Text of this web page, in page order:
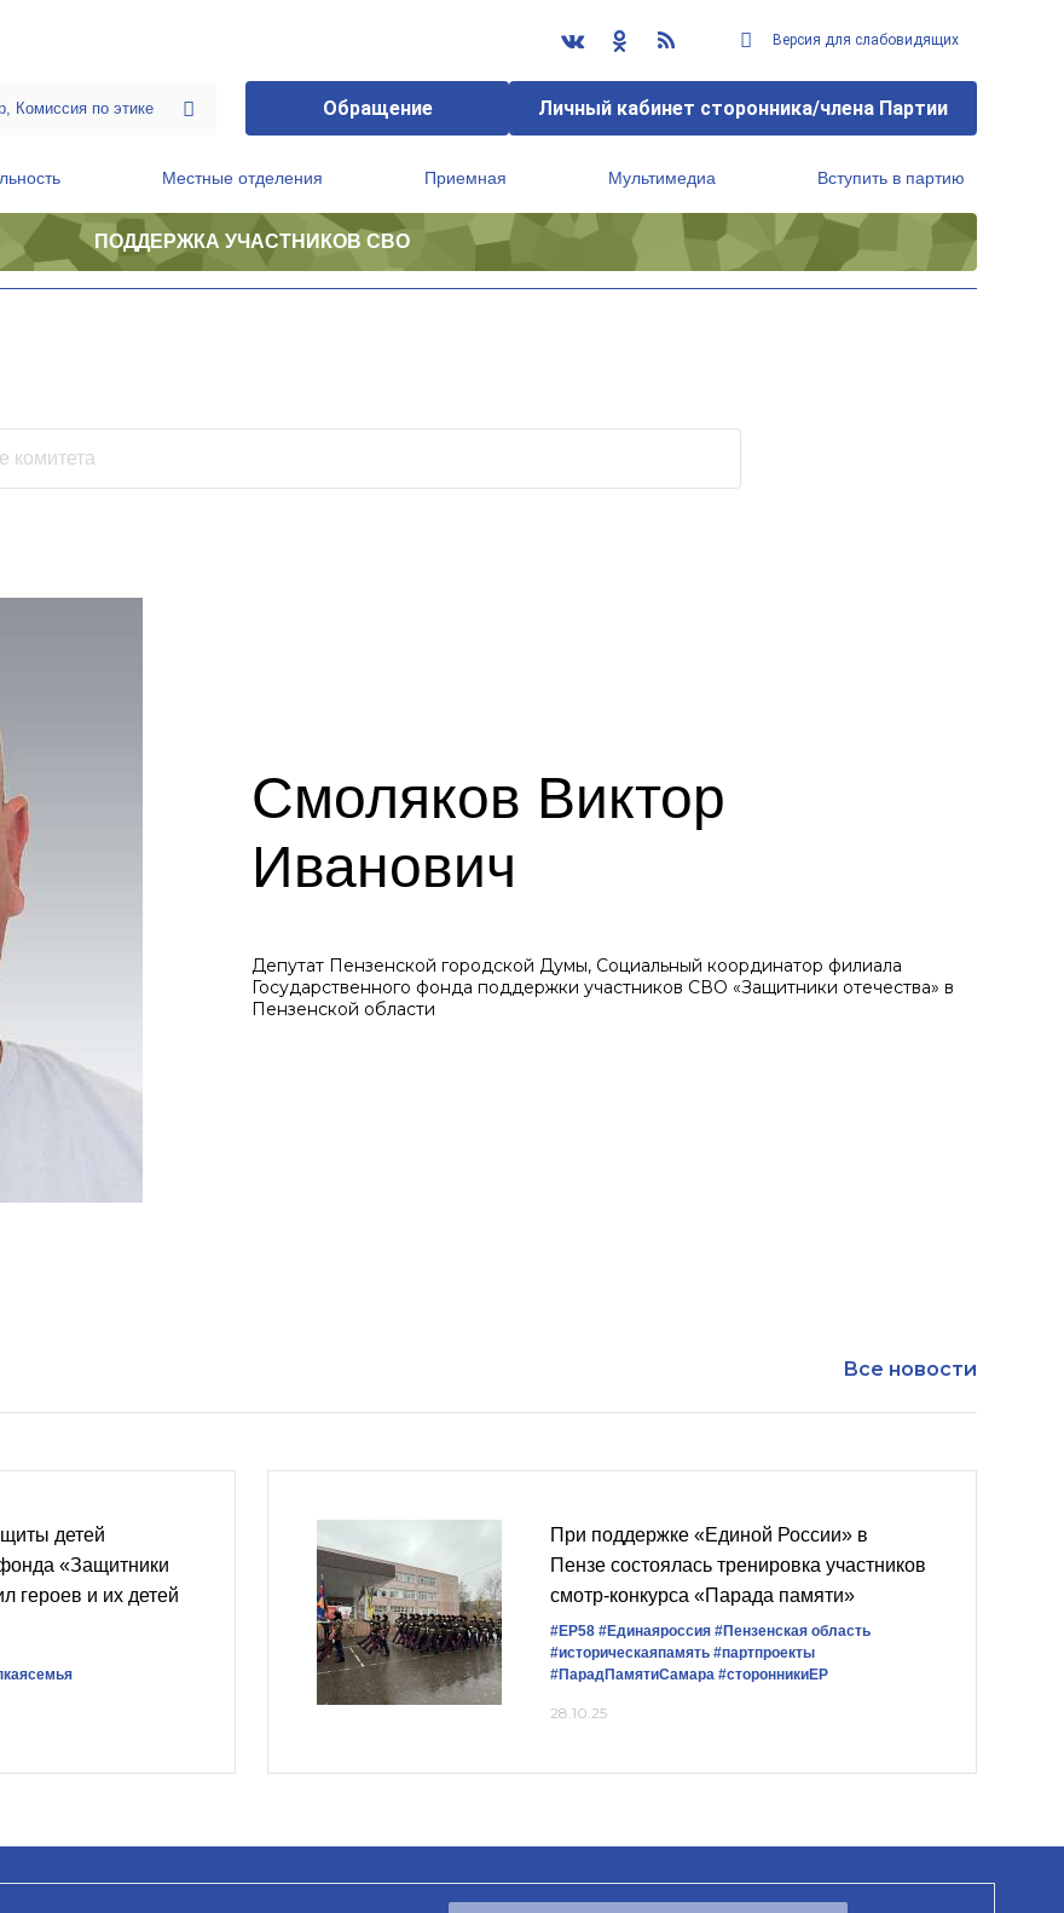
Версия для слабовидящих
Обращение Личный кабинет сторонника/члена Партии
Местные отделения Приемная Мультимедиа Вступить в партию
ПОДДЕРЖКА УЧАСТНИКОВ СВО
Смоляков Виктор
Иванович
Депутат Пензенской городской Думы, Социальный координатор филиала
Государственного фонда поддержки участников СВО «Защитники отечества» в
Пензенской области
Все новости
детей
«Защитники
героев и их детей
При поддержке «Единой России» в
Пензе состоялась тренировка участников
смотр-конкурса «Парада памяти»
#ЕР58 #Единаяроссия #Пензенская область
#историческаяпамять #партпроекты
#ПарадПамятиСамара #сторонникиЕР
28.10.25